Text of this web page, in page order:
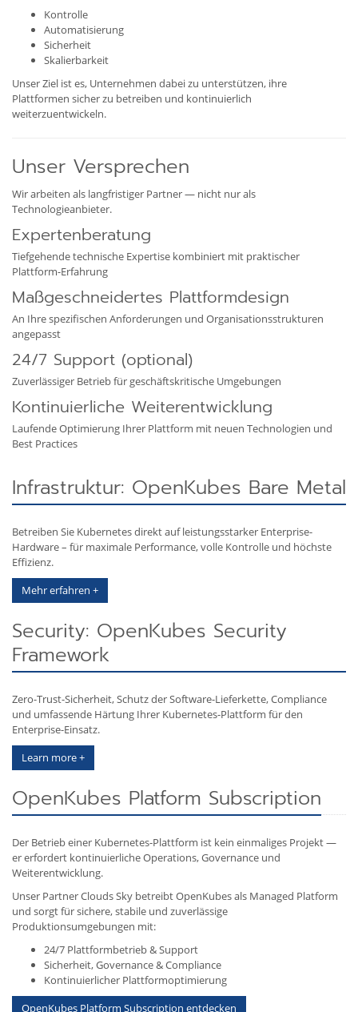
Kontrolle
Automatisierung
Sicherheit
Skalierbarkeit
Unser Ziel ist es, Unternehmen dabei zu unterstützen, ihre
Plattformen sicher zu betreiben und kontinuierlich
weiterzuentwickeln.
Unser Versprechen
Wir arbeiten als langfristiger Partner — nicht nur als
Technologieanbieter.
Expertenberatung
Tiefgehende technische Expertise kombiniert mit praktischer
Plattform-Erfahrung
Maßgeschneidertes Plattformdesign
An Ihre spezifischen Anforderungen und Organisationsstrukturen
angepasst
24/7 Support (optional)
Zuverlässiger Betrieb für geschäftskritische Umgebungen
Kontinuierliche Weiterentwicklung
Laufende Optimierung Ihrer Plattform mit neuen Technologien und
Best Practices
Infrastruktur: OpenKubes Bare Metal
Betreiben Sie Kubernetes direkt auf leistungsstarker Enterprise-
Hardware – für maximale Performance, volle Kontrolle und höchste
Effizienz.
Mehr erfahren +
Security: OpenKubes Security
Framework
Zero-Trust-Sicherheit, Schutz der Software-Lieferkette, Compliance
und umfassende Härtung Ihrer Kubernetes-Plattform für den
Enterprise-Einsatz.
Learn more +
OpenKubes Platform Subscription
Der Betrieb einer Kubernetes-Plattform ist kein einmaliges Projekt —
er erfordert kontinuierliche Operations, Governance und
Weiterentwicklung.
Unser Partner Clouds Sky betreibt OpenKubes als Managed Platform
und sorgt für sichere, stabile und zuverlässige
Produktionsumgebungen mit:
24/7 Plattformbetrieb & Support
Sicherheit, Governance & Compliance
Kontinuierlicher Plattformoptimierung
OpenKubes Platform Subscription entdecken